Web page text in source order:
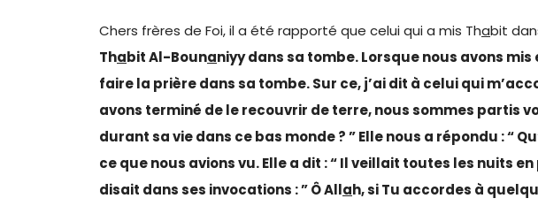
Chers frères de Foi, il a été rapporté que celui qui a mis Thabit
Thabit Al-Bounaniyy dans sa tombe. Lorsque nous avons
faire la prière dans sa tombe. Sur ce, j’ai dit à celui qui
avons terminé de le recouvrir de terre, nous sommes partis
durant sa vie dans ce bas monde ? ” Elle nous a répondu : “
ce que nous avions vu. Elle a dit : “ Il veillait toutes les nuits
disait dans ses invocations : ” Ô Allah, si Tu accordes à